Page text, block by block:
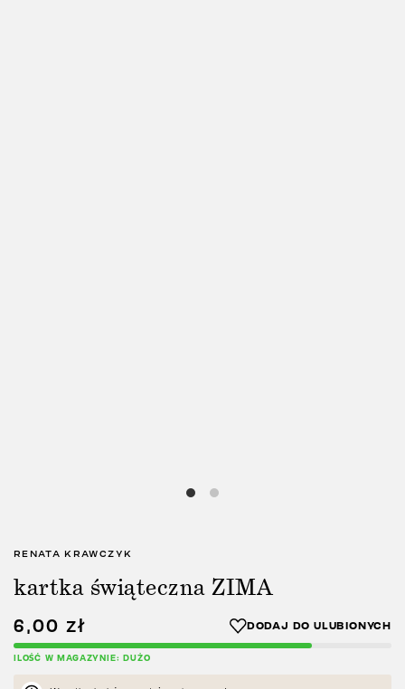
RENATA KRAWCZYK
kartka świąteczna ZIMA
6,00 zł
ILOŚĆ W MAGAZYNIE: DUŻO